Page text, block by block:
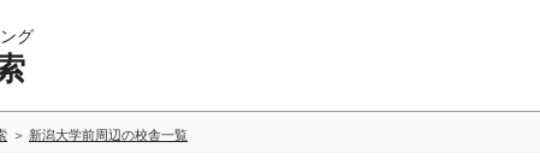
グ
新潟大学前周辺の校舎一覧